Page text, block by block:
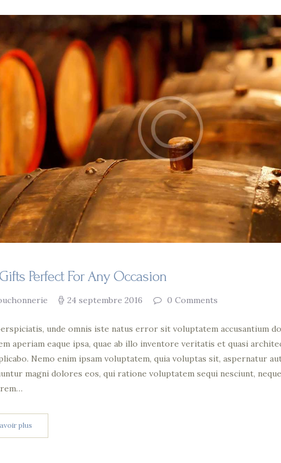
Perfect For Any Occasion
24 septembre 2016 0 Comments
unde omnis iste natus error sit voluptatem accusantium
aperiam eaque ipsa, quae ab illo inventore veritatis et quasi
Nemo enim ipsam voluptatem, quia voluptas sit, aspernatur
magni dolores eos, qui ratione voluptatem sequi nesciunt,
plus